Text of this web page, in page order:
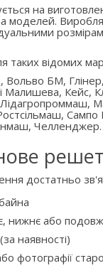
на
моделей.
таких відомих
Вольво БМ,
Малишева, Кейс,
Челленджер.
достатньо
нижнє або
наявності)
фотографії